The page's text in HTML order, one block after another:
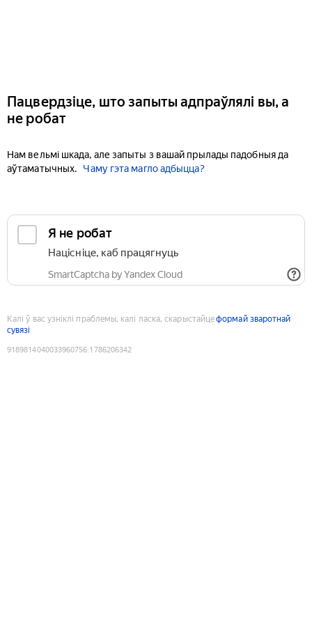
Пацвердзіце, што запыты адпраўлялі вы, а
не робат
Нам вельмі шкада, але запыты з вашай прылады падобныя да
аўтаматычных.
Чаму гэта магло адбыцца?
Я не робат
Націсніце, каб працягнуць
SmartCaptcha by Yandex Cloud
Калі ў вас узніклі праблемы, калі ласка, скарыстайцеформай зваротнай
сувязі
9189814040033960756:1786206342